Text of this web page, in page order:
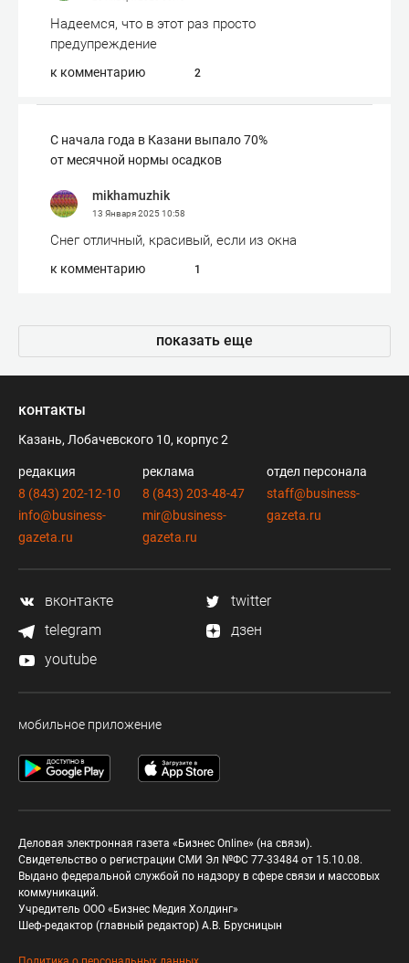
Надеемся, что в этот раз просто
предупреждение
к комментарию 2
С начала года в Казани выпало 70%
от месячной нормы осадков
mikhamuzhik
13 Января 202510:58
Снег отличный, красивый, если из окна
к комментарию 1
показать еще
контакты
Казань, Лобачевского 10, корпус 2
редакция
8 (843) 202-12-10
info@business-
gazeta.ru
реклама
8 (843) 203-48-47
mir@business-
gazeta.ru
отдел персонала
staff@business-
gazeta.ru
вконтакте
twitter
telegram
дзен
youtube
мобильное приложение
Деловая электронная газета «Бизнес Online» (на связи).
Свидетельство о регистрации СМИ Эл №ФС 77-33484 от 15.10.08.
Выдано федеральной службой по надзору в сфере связи и массовых
коммуникаций.
Учредитель ООО «Бизнес Медия Холдинг»
Шеф-редактор (главный редактор) А.В. Брусницын